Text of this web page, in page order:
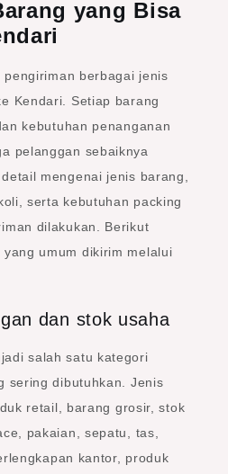
yang Bisa
berbagai jenis
Kendari. Setiap barang
kebutuhan penanganan
pelanggan sebaiknya
mengenai jenis barang,
serta kebutuhan packing
dilakukan. Berikut
umum dikirim melalui
dan stok usaha
salah satu kategori
sering dibutuhkan. Jenis
retail, barang grosir, stok
pakaian, sepatu, tas,
kantor, produk